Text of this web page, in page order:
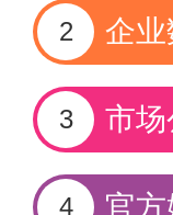
2 企
3 市
4 官